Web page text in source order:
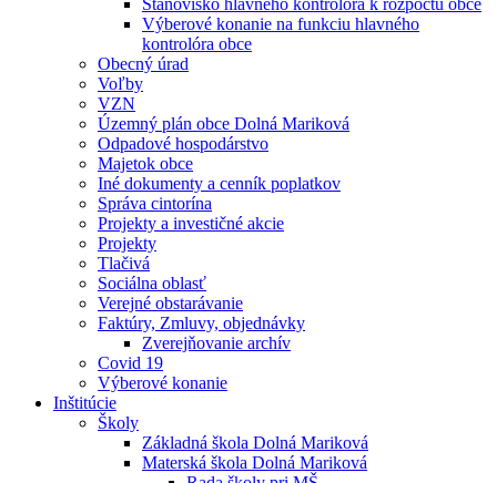
Stanovisko hlavného kontrolóra k rozpočtu obce
Výberové konanie na funkciu hlavného
kontrolóra obce
Obecný úrad
Voľby
VZN
Územný plán obce Dolná Mariková
Odpadové hospodárstvo
Majetok obce
Iné dokumenty a cenník poplatkov
Správa cintorína
Projekty a investičné akcie
Projekty
Tlačivá
Sociálna oblasť
Verejné obstarávanie
Faktúry, Zmluvy, objednávky
Zverejňovanie archív
Covid 19
Výberové konanie
Inštitúcie
Školy
Základná škola Dolná Mariková
Materská škola Dolná Mariková